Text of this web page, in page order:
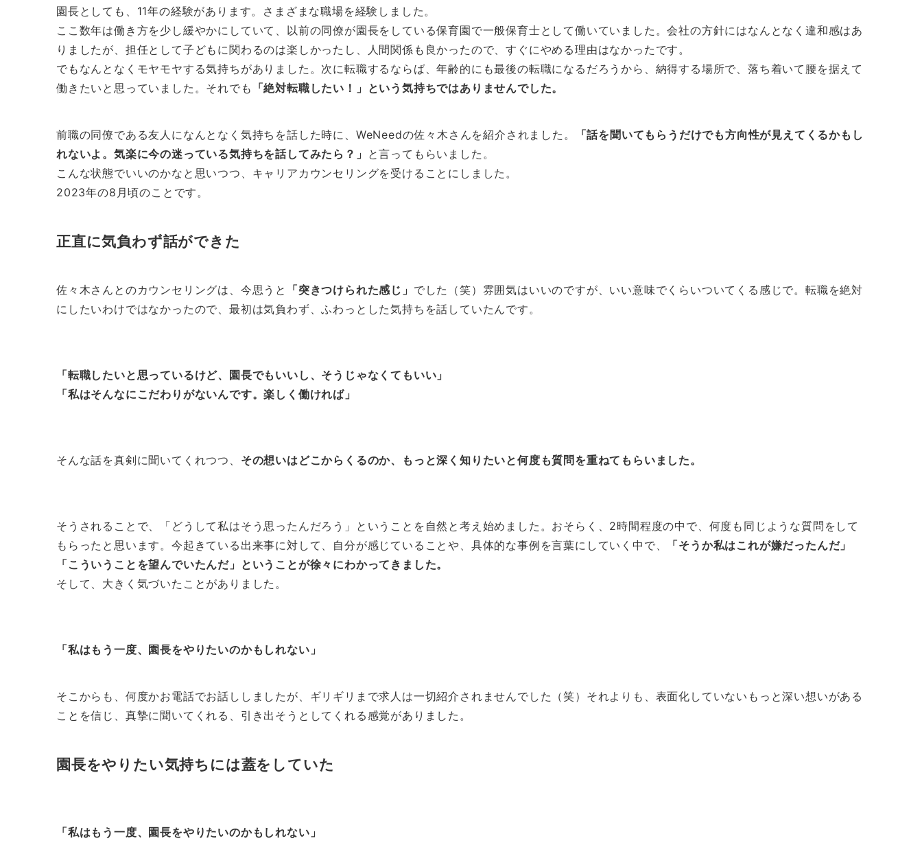
園長としても、11年の経験があります。さまざまな職場を経験しました。
ここ数年は働き方を少し緩やかにしていて、以前の同僚が園長をしている保育園で一般保育士として働いていました。会社の方針にはなんとなく違和感はあ
りましたが、担任として子どもに関わるのは楽しかったし、人間関係も良かったので、すぐにやめる理由はなかったです。
でもなんとなくモヤモヤする気持ちがありました。次に転職するならば、年齢的にも最後の転職になるだろうから、納得する場所で、落ち着いて腰を据えて
働きたいと思っていました。それでも 「絶対転職したい！」という気持ちではありませんでした。
前職の同僚である友人になんとなく気持ちを話した時に、WeNeedの佐々木さんを紹介されました。
「話を聞いてもらうだけでも方向性が見えてくるかもし
れないよ。気楽に今の迷っている気持ちを話してみたら？」 と言ってもらいました。
こんな状態でいいのかなと思いつつ、キャリアカウンセリングを受けることにしました。
2023年の8月頃のことです。
正直に気負わず話ができた
佐々木さんとのカウンセリングは、今思うと 「突きつけられた感じ」 でした（笑）雰囲気はいいのですが、いい意味でくらいついてくる感じで。転職を絶対
にしたいわけではなかったので、最初は気負わず、ふわっとした気持ちを話していたんです。
「転職したいと思っているけど、園長でもいいし、そうじゃなくてもいい」
「私はそんなにこだわりがないんです。楽しく働ければ」
そんな話を真剣に聞いてくれつつ、 その想いはどこからくるのか、もっと深く知りたいと何度も質問を重ねてもらいました。
そうされることで、「どうして私はそう思ったんだろう」ということを自然と考え始めました。おそらく、2時間程度の中で、何度も同じような質問をして
もらったと思います。今起きている出来事に対して、自分が感じていることや、具体的な事例を言葉にしていく中で、
「そうか私はこれが嫌だったんだ」
「こういうことを望んでいたんだ」ということが徐々にわかってきました。
そして、大きく気づいたことがありました。
「私はもう一度、園長をやりたいのかもしれない」
そこからも、何度かお電話でお話ししましたが、ギリギリまで求人は一切紹介されませんでした（笑）それよりも、表面化していないもっと深い想いがある
ことを信じ、真摯に聞いてくれる、引き出そうとしてくれる感覚がありました。
園長をやりたい気持ちには蓋をしていた
「私はもう一度、園長をやりたいのかもしれない」